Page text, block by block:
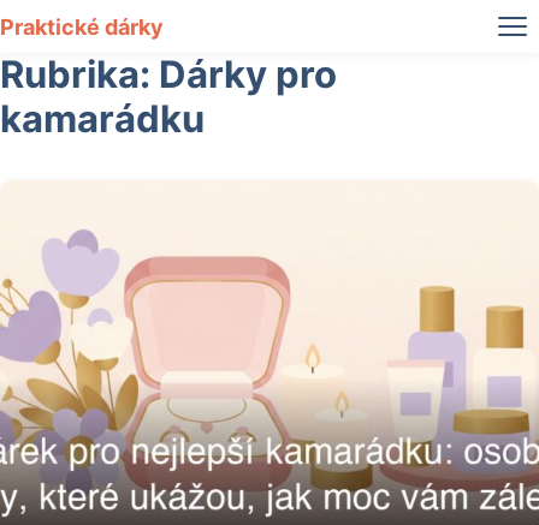
Praktické dárky
Rubrika: Dárky pro
kamarádku